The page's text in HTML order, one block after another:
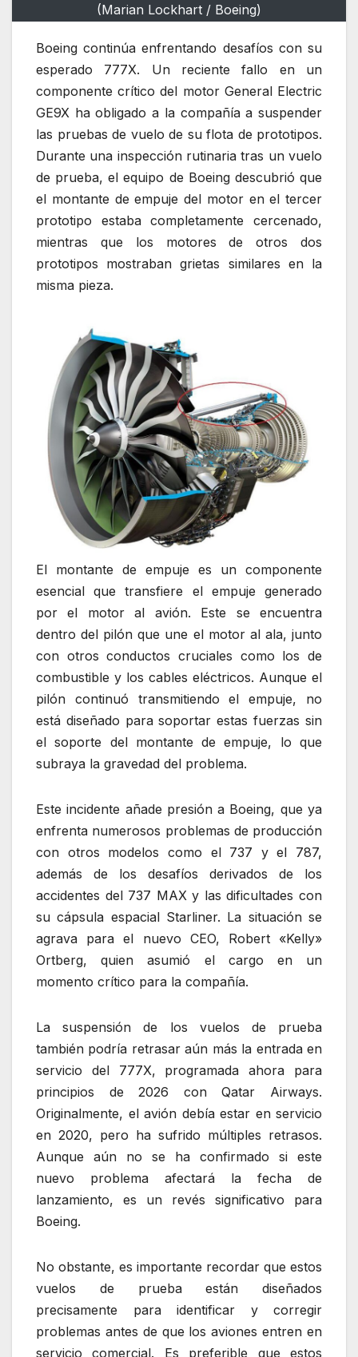
(Marian Lockhart / Boeing)
Boeing continúa enfrentando desafíos con su
esperado 777X. Un reciente fallo en un
componente crítico del motor General Electric
GE9X ha obligado a la compañía a suspender
las pruebas de vuelo de su flota de prototipos.
Durante una inspección rutinaria tras un vuelo
de prueba, el equipo de Boeing descubrió que
el montante de empuje del motor en el tercer
prototipo estaba completamente cercenado,
mientras que los motores de otros dos
prototipos mostraban grietas similares en la
misma pieza.
El montante de empuje es un componente
esencial que transfiere el empuje generado
por el motor al avión. Este se encuentra
dentro del pilón que une el motor al ala, junto
con otros conductos cruciales como los de
combustible y los cables eléctricos. Aunque el
pilón continuó transmitiendo el empuje, no
está diseñado para soportar estas fuerzas sin
el soporte del montante de empuje, lo que
subraya la gravedad del problema.
Este incidente añade presión a Boeing, que ya
enfrenta numerosos problemas de producción
con otros modelos como el 737 y el 787,
además de los desafíos derivados de los
accidentes del 737 MAX y las dificultades con
su cápsula espacial Starliner. La situación se
agrava para el nuevo CEO, Robert «Kelly»
Ortberg, quien asumió el cargo en un
momento crítico para la compañía.
La suspensión de los vuelos de prueba
también podría retrasar aún más la entrada en
servicio del 777X, programada ahora para
principios de 2026 con Qatar Airways.
Originalmente, el avión debía estar en servicio
en 2020, pero ha sufrido múltiples retrasos.
Aunque aún no se ha confirmado si este
nuevo problema afectará la fecha de
lanzamiento, es un revés significativo para
Boeing.
No obstante, es importante recordar que estos
vuelos de prueba están diseñados
precisamente para identificar y corregir
problemas antes de que los aviones entren en
servicio comercial. Es preferible que estos